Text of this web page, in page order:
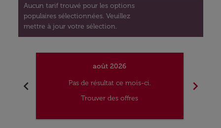
Aucun tarif trouvé pour les options
populaires sélectionnées. Veuillez
mettre à jour votre sélection.
chevron_left
août 2026
Pas de résultat ce mois-ci.
Trouver des offres
chevron_right